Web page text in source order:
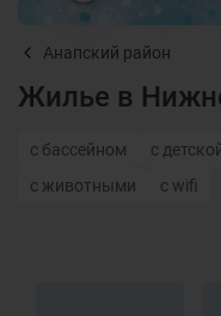
Анапский район
Жилье в
с бассейном с
с животными
с wifi